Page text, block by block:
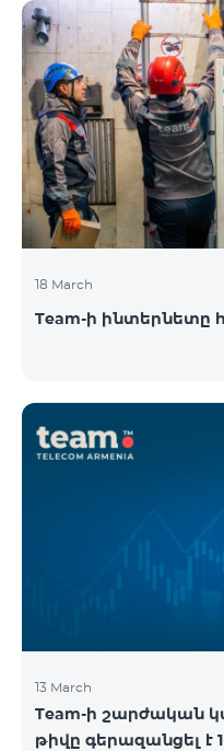
տեղակայել
քաղաքի Նոր-Նորք
Բագրևանդ փողոցի
հարող հատվածում։
կապի կայանի
ծանոթանալ այստեղ։
ենք զանգահարել
ընկերության +374-
18 March
Team-ի ինտերնետը
13 March
Team-ի շարժական
թիվը գերազանցել է